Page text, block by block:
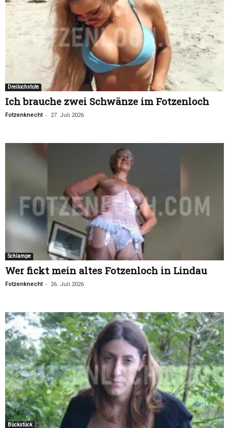
Dreilochstute
Ich brauche zwei Schwänze im Fotzenloch
Fotzenknecht - 27. Juli 2026
Schlampe
Wer fickt mein altes Fotzenloch in Lindau
Fotzenknecht - 26. Juli 2026
Bückstück